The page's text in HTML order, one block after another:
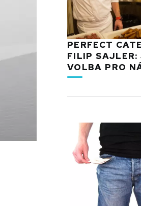
PERFECT
FILIP SAJLER:
VOLBA PRO